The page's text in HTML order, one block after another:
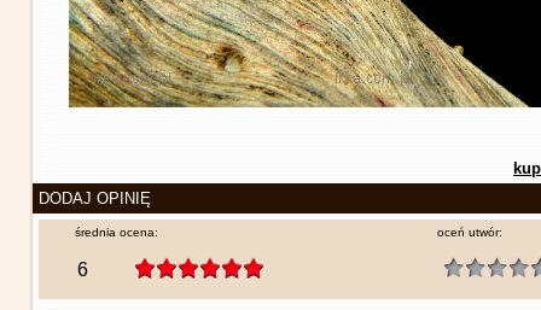
DODAJ OPINIĘ
średnia ocena:
6
oceń utwór: